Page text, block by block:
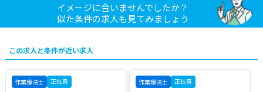
イメージに合いませんでしたか？
似た条件の求人も見てみましょう
この求人と条件が近い求人
作業療法士 正社員 作業療法士 正社員